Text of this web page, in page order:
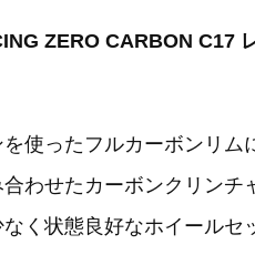
ZERO CARBON C17
使ったフルカーボンリ
わせたカーボンクリン
く状態良好なホイールセ